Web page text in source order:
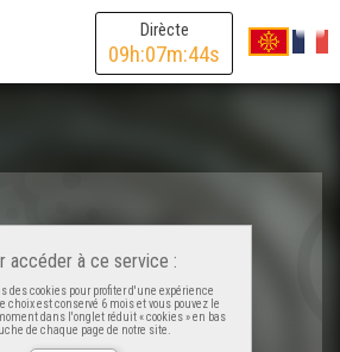
Dirècte
09h:07m:44s
accéder à ce service :
des cookies pour profiter d'une expérience
choix est conservé 6 mois et vous pouvez le
dans l'onglet réduit « cookies » en bas
de chaque page de notre site.